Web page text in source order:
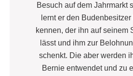
Besuch auf dem Jahrmarkt
lernt er den
kennen, der ihn auf seinem
lässt und ihm zur
schenkt. Die aber werden
Bernie entwendet und zu